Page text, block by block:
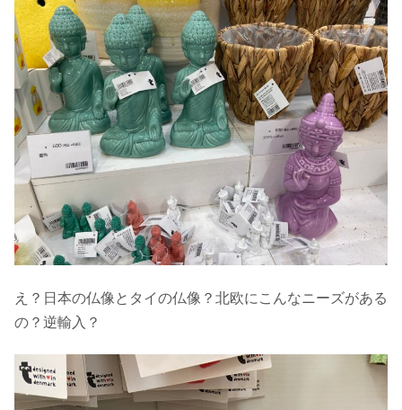
え？日本の仏像とタイの仏像？北欧にこんなニーズがある
の？逆輸入？